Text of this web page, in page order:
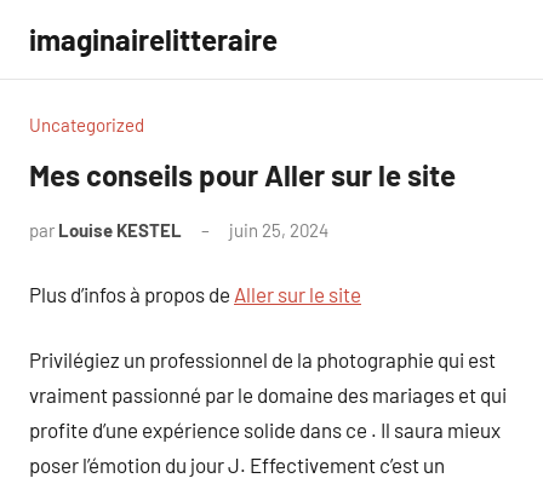
contenu
imaginairelitteraire
Uncategorized
Mes conseils pour Aller sur le site
par Louise KESTEL juin 25, 2024
Plus d’infos à propos de Aller sur le site
Privilégiez un professionnel de la photographie qui est
vraiment passionné par le domaine des mariages et qui
profite d’une expérience solide dans ce . Il saura mieux
poser l’émotion du jour J. Effectivement c’est un